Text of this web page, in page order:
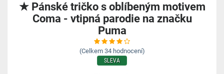
★ Pánské tričko s oblíbeným motivem
Coma - vtipná parodie na značku
Puma
(Celkem34 hodnocení)
SLEVA